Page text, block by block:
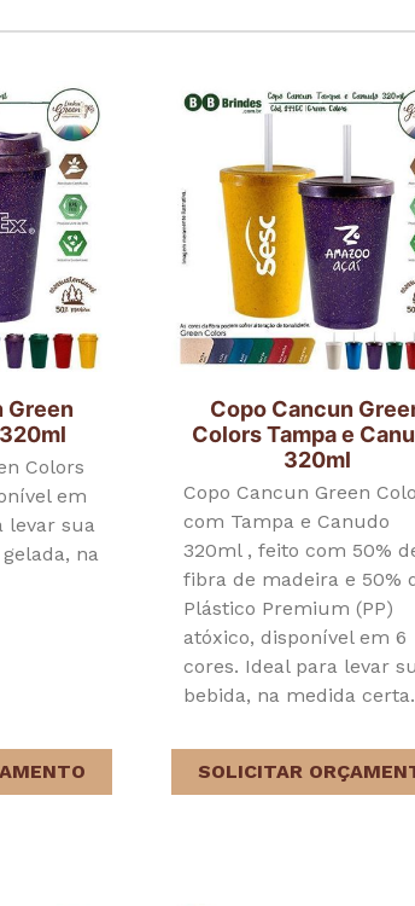
Green
Colors
em
levar sua
na
Copo Cancun
Colors Tampa e
320ml
Copo Cancun Green
com Tampa e Canudo
320ml , feito com 50%
fibra de madeira e 50%
Plástico Premium (PP)
atóxico, disponível em 6
cores. Ideal para levar
bebida, na medida certa.
SOLICITAR